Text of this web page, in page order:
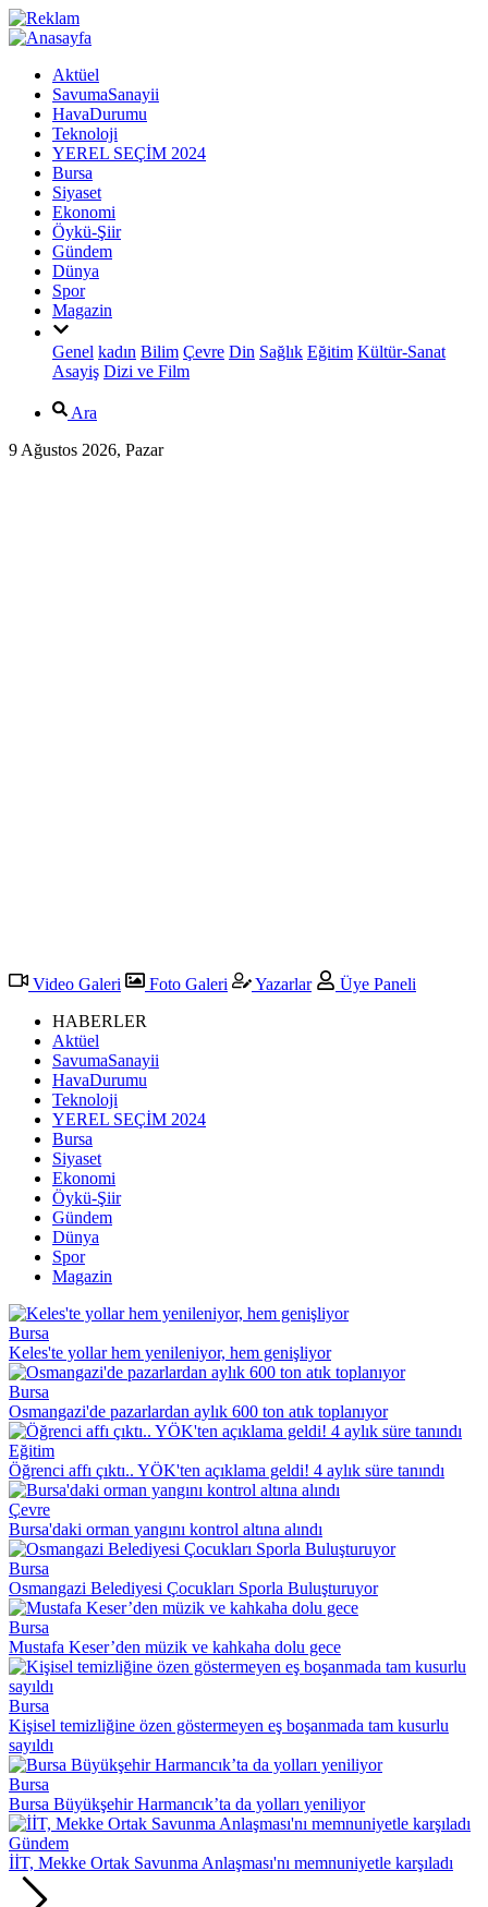
Aktüel
SavumaSanayii
HavaDurumu
Teknoloji
YEREL SEÇİM 2024
Bursa
Siyaset
Ekonomi
Öykü-Şiir
Gündem
Dünya
Spor
Magazin
Genel kadın Bilim Çevre Din Sağlık Eğitim Kültür-Sanat
Asayiş Dizi ve Film
Ara
9 Ağustos 2026, Pazar
Video Galeri Foto Galeri Yazarlar
Üye Paneli
HABERLER
Aktüel
SavumaSanayii
HavaDurumu
Teknoloji
YEREL SEÇİM 2024
Bursa
Siyaset
Ekonomi
Öykü-Şiir
Gündem
Dünya
Spor
Magazin
Bursa
Keles'te yollar hem yenileniyor, hem genişliyor
Bursa
Osmangazi'de pazarlardan aylık 600 ton atık toplanıyor
Eğitim
Öğrenci affı çıktı.. YÖK'ten açıklama geldi! 4 aylık süre tanındı
Çevre
Bursa'daki orman yangını kontrol altına alındı
Bursa
Osmangazi Belediyesi Çocukları Sporla Buluşturuyor
Bursa
Mustafa Keser’den müzik ve kahkaha dolu gece
Bursa
Kişisel temizliğine özen göstermeyen eş boşanmada tam kusurlu
sayıldı
Bursa
Bursa Büyükşehir Harmancık’ta da yolları yeniliyor
Gündem
İİT, Mekke Ortak Savunma Anlaşması'nı memnuniyetle karşıladı